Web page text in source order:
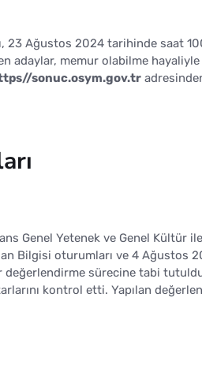
23 Ağustos 2024 tarihinde saat
adaylar, memur olabilme
sonuc.osym.gov.tr
Genel Yetenek ve Genel Kültür
Bilgisi oturumları ve 4 Ağustos
sürecine tabi tutuldu.
kontrol etti. Yapılan